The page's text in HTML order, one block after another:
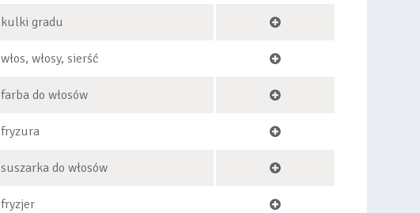
kulki gradu
włos, włosy, sierść
farba do włosów
fryzura
suszarka do włosów
fryzjer